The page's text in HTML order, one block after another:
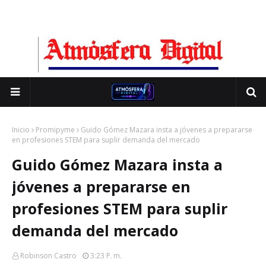
Inicio Promipyme
Guido Gómez Mazara insta a jóvenes a prepararse
en profesiones STEM para suplir demanda del mercado
Guido Gómez Mazara insta a
jóvenes a prepararse en
profesiones STEM para suplir
demanda del mercado
Robinson Castro 3:23 P. M.